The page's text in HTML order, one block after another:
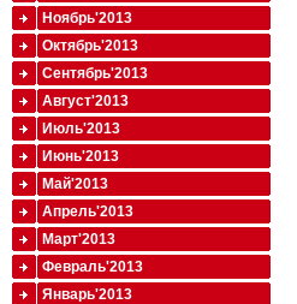
Ноябрь'2013
Октябрь'2013
Сентябрь'2013
Август'2013
Июль'2013
Июнь'2013
Май'2013
Апрель'2013
Март'2013
Февраль'2013
Январь'2013